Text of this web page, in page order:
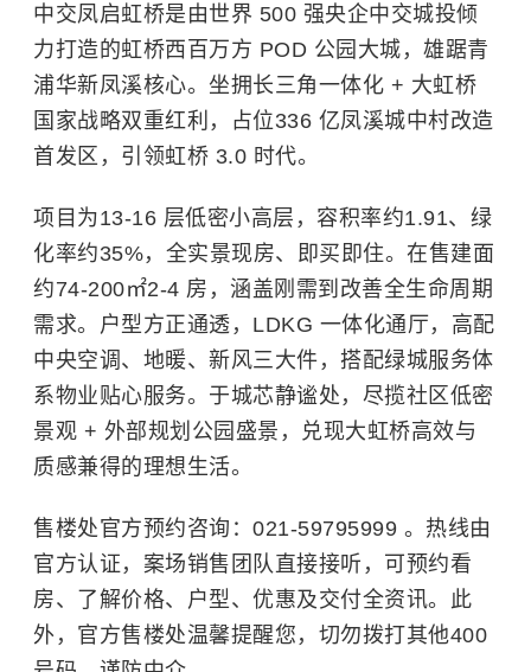
中交凤启虹桥是由世界 500 强央企中交城投倾
力打造的虹桥西百万方 POD 公园大城，雄踞青
浦华新凤溪核心。坐拥长三角一体化 + 大虹桥
国家战略双重红利，占位336 亿凤溪城中村改造
首发区，引领虹桥 3.0 时代。
项目为13-16 层低密小高层，容积率约1.91、绿
化率约35%，全实景现房、即买即住。在售建面
约74-200㎡2-4 房，涵盖刚需到改善全生命周期
需求。户型方正通透，LDKG 一体化通厅，高配
中央空调、地暖、新风三大件，搭配绿城服务体
系物业贴心服务。于城芯静谧处，尽揽社区低密
景观 + 外部规划公园盛景，兑现大虹桥高效与
质感兼得的理想生活。
售楼处官方预约咨询：021-59795999 。热线由
官方认证，案场销售团队直接接听，可预约看
房、了解价格、户型、优惠及交付全资讯。此
外，官方售楼处温馨提醒您，切勿拨打其他400